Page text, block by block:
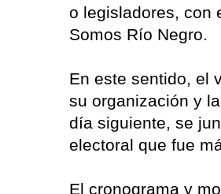
o legisladores, con
Somos Río Negro.
En este sentido, el
su organización y
día siguiente, se
electoral que fue
El cronograma y